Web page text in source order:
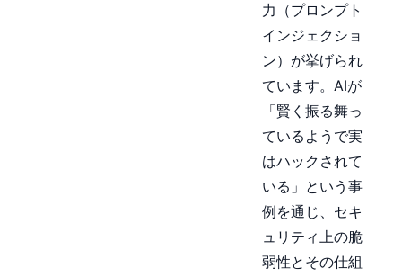
力（プロンプト
インジェクショ
ン）が挙げられ
ています。AIが
「賢く振る舞っ
ているようで実
はハックされて
いる」という事
例を通じ、セキ
ュリティ上の脆
弱性とその仕組